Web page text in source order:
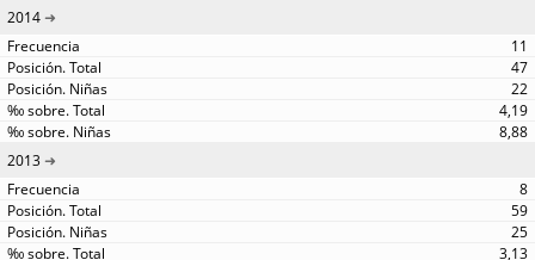
2014
11
47
22
4,19
8,88
2013
8
59
25
3,13